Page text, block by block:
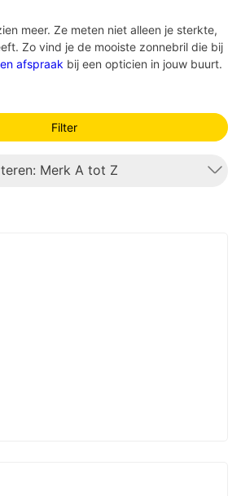
meer. Ze meten niet alleen je sterkte,
Zo vind je de mooiste zonnebril die bij
afspraak bij een opticien in jouw buurt.
Filter
Merk A tot Z